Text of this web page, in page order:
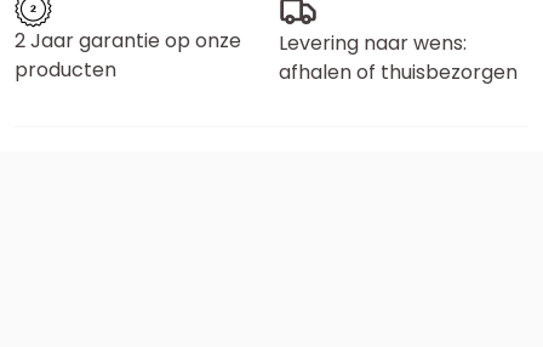
2 Jaar garantie op onze
producten
Levering naar wens:
afhalen of thuisbezorgen